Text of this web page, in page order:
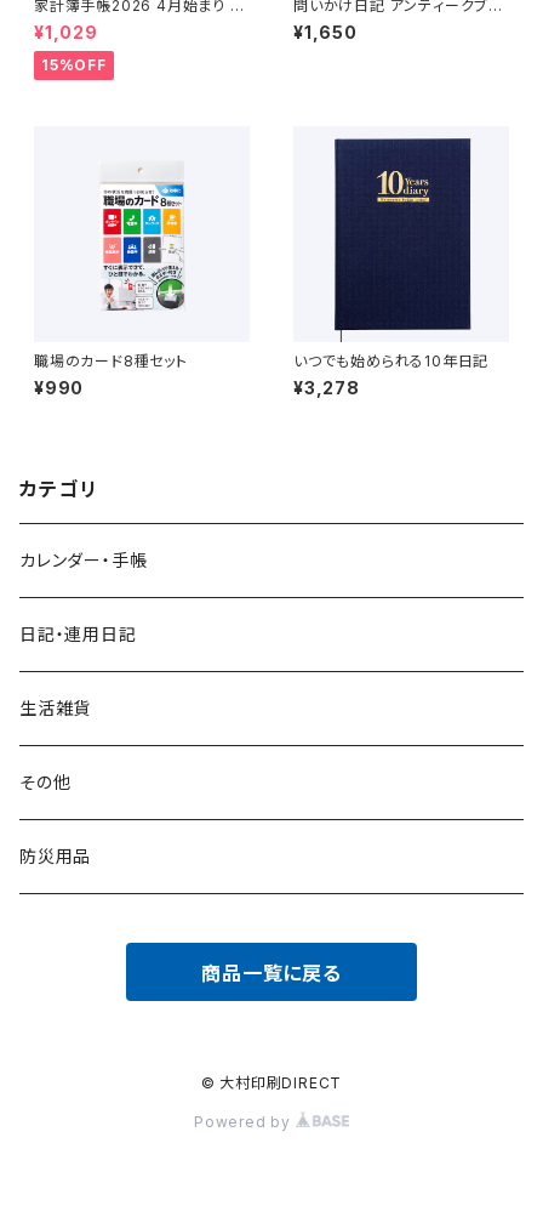
家計簿手帳2026 4月始まり （2
026年3月〜2027年4月）
¥1,029
15%OFF
問いかけ日記 アンティークブル
ー
¥1,650
職場のカード8種セット
¥990
いつでも始められる10年日記
¥3,278
カテゴリ
カレンダー・手帳
日記・連用日記
生活雑貨
その他
防災用品
商品一覧に戻る
© 大村印刷DIRECT
Powered by